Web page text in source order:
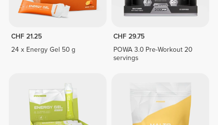
CHF 21.25
24 x Energy Gel 50 g
CHF 29.75
POWA 3.0 Pre-Workout 20
servings